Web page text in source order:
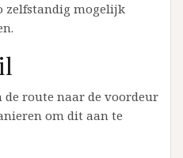
zelfstandig mogelijk
route naar de voordeur
om dit aan te